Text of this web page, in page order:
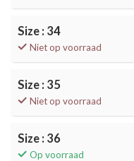
Size : 34
Niet op voorraad
Size : 35
Niet op voorraad
Size : 36
Op voorraad